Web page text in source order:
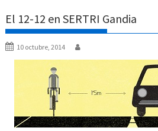
El 12-12 en SERTRI Gandia
10 octubre, 2014